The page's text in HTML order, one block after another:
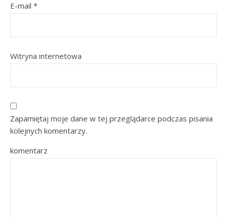
E-mail *
Witryna internetowa
Zapamiętaj moje dane w tej przeglądarce podczas pisania
kolejnych komentarzy.
komentarz